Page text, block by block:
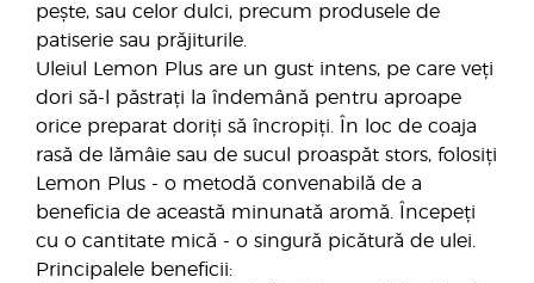
pește, sau celor dulci, precum produsele de
patiserie sau prăjiturile.
Uleiul Lemon Plus are un gust intens, pe care veți
dori să-l păstrați la îndemână pentru aproape
orice preparat doriți să încropiți. În loc de coaja
rasă de lămâie sau de sucul proaspăt stors, folosiți
Lemon Plus - o metodă convenabilă de a
beneficia de această minunată aromă. Începeți
cu o cantitate mică - o singură picătură de ulei.
Principalele beneficii: